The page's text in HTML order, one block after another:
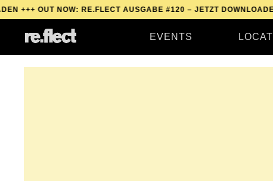
OUT NOW: RE.FLECT AUSGABE #120 – JETZT DOWNLOADEN +++
EVENTS